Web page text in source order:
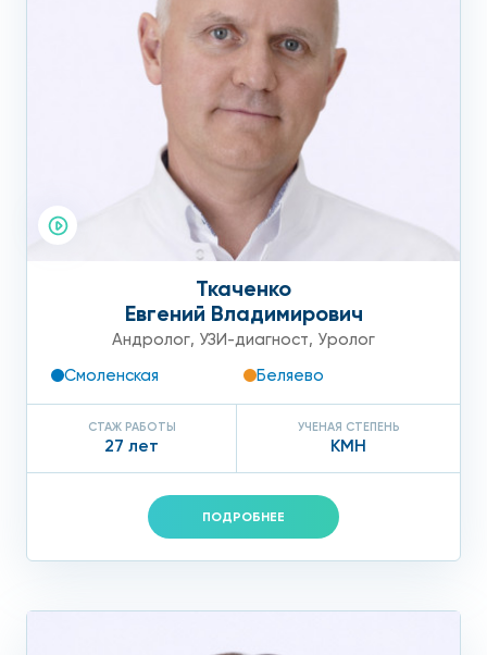
проводимых манипуляциях на каждом этапе.
Кроме этого, хочется отметить, что в клинике действует
гибкая система скидок для постоянных клиентов и много
различных акций для тех, кто пришел к нам впервые.
Звоните по телефону или приезжайте к нам сами, ведь для
удобства наших пациентов мы расположились недалеко
от станции метро Профсоюзная. Здоровые молочные
железы — залог красоты!
Ткаченко
Евгений Владимирович
Андролог, УЗИ-диагност, Уролог
Смоленская
Беляево
СТАЖ РАБОТЫ
27 лет
УЧЕНАЯ СТЕПЕНЬ
КМН
ПОДРОБНЕЕ